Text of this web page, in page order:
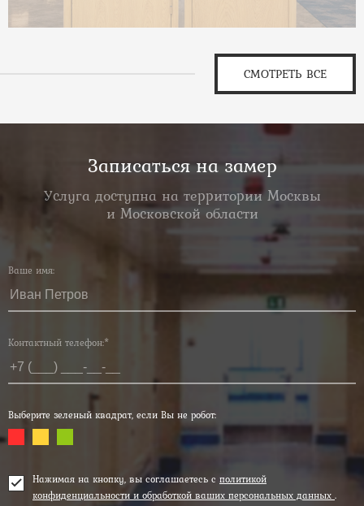
СМОТРЕТЬ ВСЕ
Записаться на замер
Услуга доступна на территории Москвы
и Московской области
Ваше имя:
Контактный телефон:*
Выберите зеленый квадрат, если Вы не робот:
Нажимая на кнопку, вы соглашаетесь с политикой
конфиденциальности и обработкой ваших персональных данных .